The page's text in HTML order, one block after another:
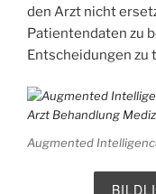
den Arzt nicht
Patientendaten zu
Entscheidungen zu
Augmented